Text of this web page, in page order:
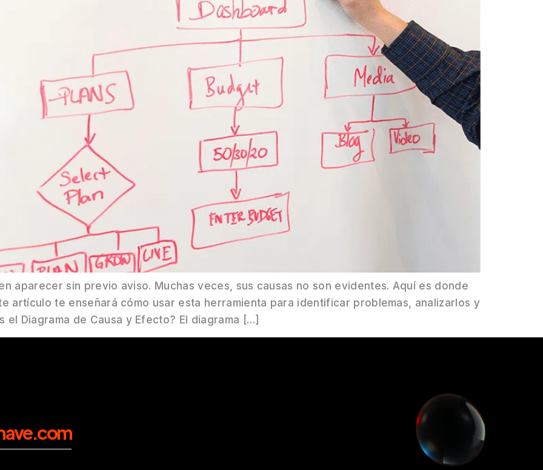
aparecer sin previo aviso. Muchas veces, sus causas no son evidentes. Aquí es donde
artículo te enseñará cómo usar esta herramienta para identificar problemas, analizarlos y
Diagrama de Causa y Efecto? El diagrama […]